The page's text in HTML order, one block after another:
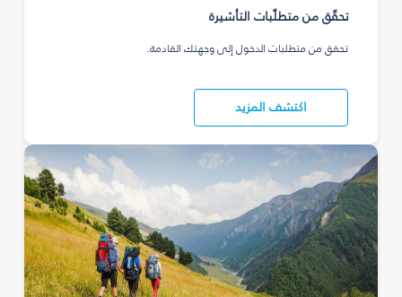
تحقّق من متطلّبات التأشيرة
تحقق من متطلبات الدخول إلى وجهتك القادمة.
اكتشف المزيد